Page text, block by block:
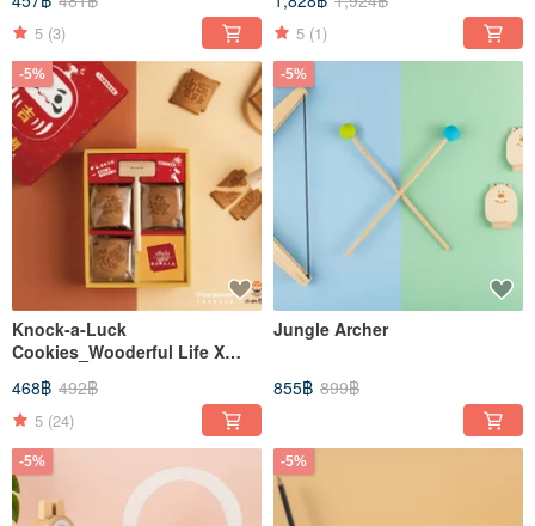
5 (3) 5 (1)
-5%
Knock-a-Luck
Cookies_Wooderful Life X
Kobayashi Senbei
Collaboration Gift
468฿ 492฿
5 (24)
-5%
Jungle Archer
855฿ 899฿
-5% -5%